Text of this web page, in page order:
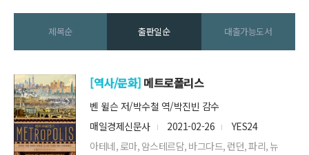
제목순 출판일순 대출가능도서
[역사/문화] 메트로폴리스
벤 윌슨 저/박수철 역/박진빈 감수
매일경제신문사
2021-02-26
YES24
아테네, 로마, 암스테르담, 바그다드, 런던, 파리, 뉴